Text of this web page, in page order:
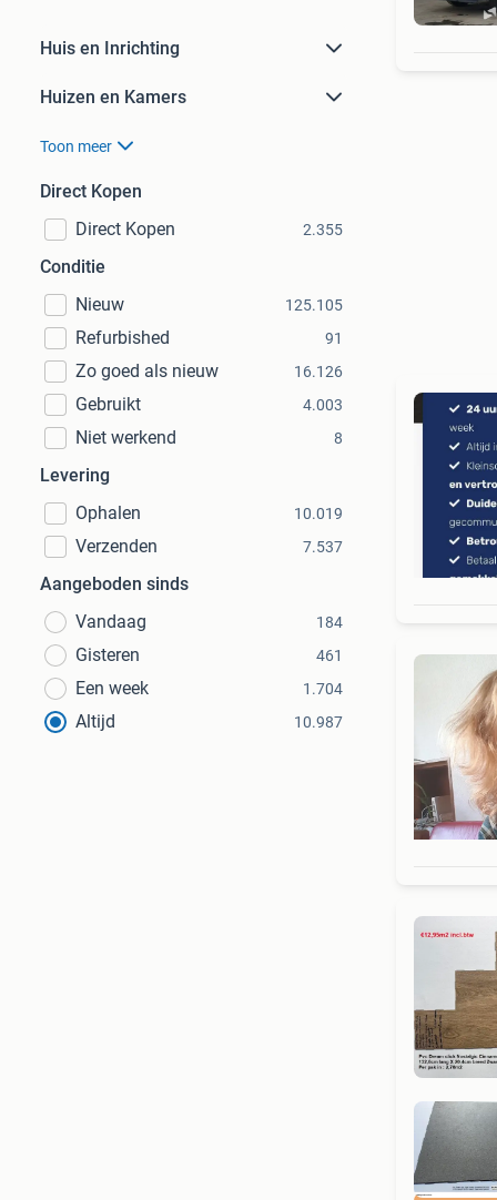
Huis en Inrichting
Huizen en Kamers
Toon meer
Direct Kopen
Direct Kopen
2.355
Conditie
Nieuw
125.105
Refurbished 91
Zo goed als nieuw 16.126
Gebruikt 4.003
Niet werkend 8
Levering
Ophalen
10.019
Verzenden 7.537
Aangeboden sinds
Vandaag
184
Gisteren 461
Een week 1.704
Altijd 10.987